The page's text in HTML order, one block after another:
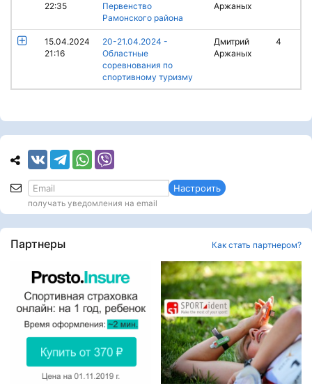
22:35
Первенство
Рамонского района
Аржаных
15.04.2024
21:16
20-21.04.2024 -
Областные
соревнования по
спортивному туризму
Дмитрий
Аржаных
4
Настроить
получать уведомления на email
Партнеры Как стать партнером?